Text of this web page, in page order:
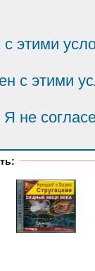
с этими
с этими
Я не